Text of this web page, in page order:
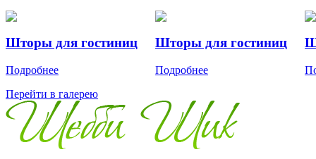
Шторы для гостиниц
Подробнее
Шторы для гостиниц
Подробнее
Перейти в галерею